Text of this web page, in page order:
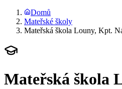
Domů
Mateřské školy
Mateřská škola Louny, Kpt.
Mateřská škola